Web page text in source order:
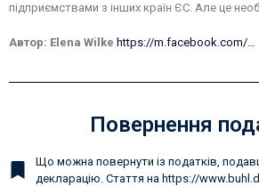
підприємствами з інших країн ЄС. Але це
Автор: Elena Wilke https://m.facebook.com/…
Повернення
Що можна повернути із податків,
декларацію. Стаття на https://